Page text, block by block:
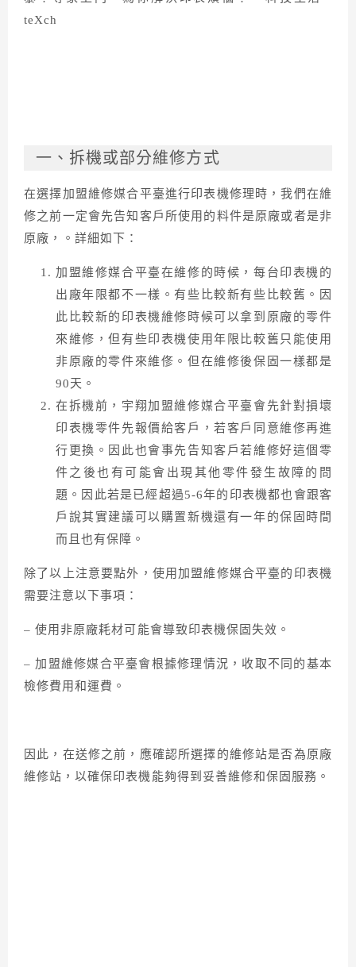
一、拆機或部分維修方式
在選擇加盟維修媒合平臺進行印表機修理時，我們在維
修之前一定會先告知客戶所使用的料件是原廠或者是非
原廠，。詳細如下：
加盟維修媒合平臺在維修的時候，每台印表機的
出廠年限都不一樣。有些比較新有些比較舊。因
此比較新的印表機維修時候可以拿到原廠的零件
來維修，但有些印表機使用年限比較舊只能使用
非原廠的零件來維俢。但在維修後保固一樣都是
90天。
在拆機前，宇翔加盟維修媒合平臺會先針對損壞
印表機零件先報價給客戶，若客戶同意維俢再進
行更換。因此也會事先告知客戶若維修好這個零
件之後也有可能會出現其他零件發生故障的問
題。因此若是已經超過5-6年的印表機都也會跟客
戶說其實建議可以購置新機還有一年的保固時間
而且也有保障。
除了以上注意要點外，使用加盟維修媒合平臺的印表機
需要注意以下事項：
– 使用非原廠耗材可能會導致印表機保固失效。
– 加盟維修媒合平臺會根據修理情況，收取不同的基本
檢修費用和運費。
因此，在送修之前，應確認所選擇的維修站是否為原廠
維修站，以確保印表機能夠得到妥善維修和保固服務。